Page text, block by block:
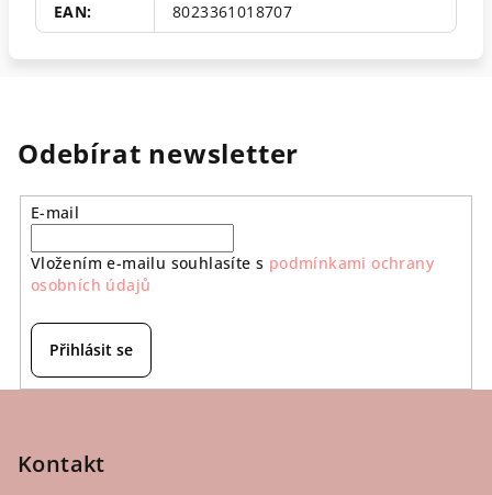
EAN: 8023361018707
Odebírat newsletter
E-mail
Vložením e-mailu souhlasíte s podmínkami ochrany
osobních údajů
Přihlásit se
Kontakt